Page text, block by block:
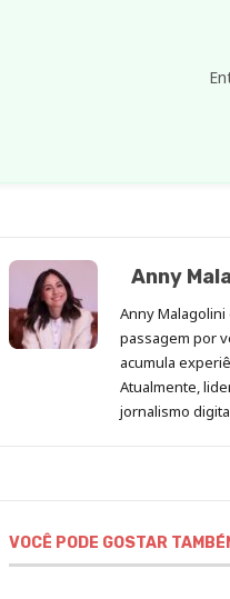
Anny
Anny
passagem por
acumula
Atualmente,
jornalismo
VOCÊ PODE GOSTAR